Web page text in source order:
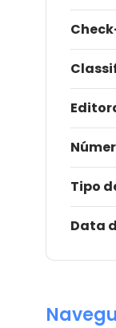
Tipo
Data